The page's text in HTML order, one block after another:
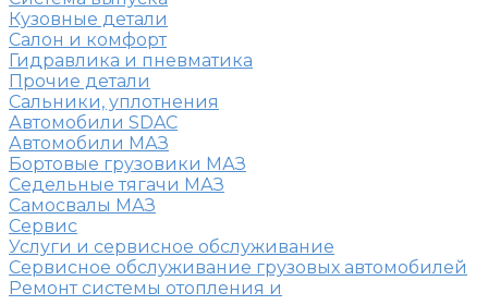
Кузовные детали
Салон и комфорт
Гидравлика и пневматика
Прочие детали
Сальники, уплотнения
Автомобили SDAC
Автомобили МАЗ
Бортовые грузовики МАЗ
Седельные тягачи МАЗ
Самосвалы МАЗ
Сервис
Услуги и сервисное обслуживание
Сервисное обслуживание грузовых автомобилей
Ремонт системы отопления и